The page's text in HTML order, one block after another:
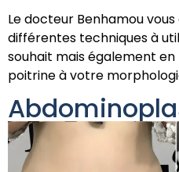
Le docteur Benhamou
différentes techniques à
souhait mais également
poitrine à votre